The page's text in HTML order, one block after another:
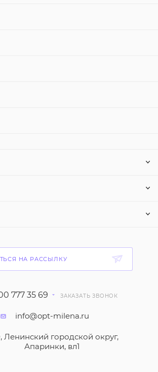
НА РАССЫЛКУ
777 35 69 ЗАКАЗАТЬ ЗВОНОК
info@opt-milena.ru
Ленинский городской округ,
Апаринки, вл1